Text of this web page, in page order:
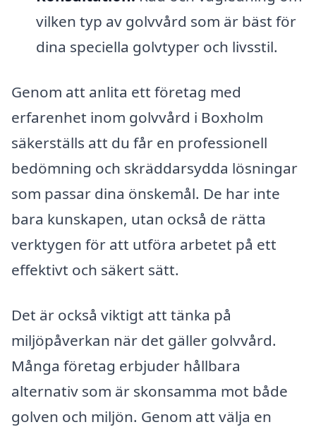
vilken typ av golvvård som är bäst för
dina speciella golvtyper och livsstil.
Genom att anlita ett företag med
erfarenhet inom golvvård i Boxholm
säkerställs att du får en professionell
bedömning och skräddarsydda lösningar
som passar dina önskemål. De har inte
bara kunskapen, utan också de rätta
verktygen för att utföra arbetet på ett
effektivt och säkert sätt.
Det är också viktigt att tänka på
miljöpåverkan när det gäller golvvård.
Många företag erbjuder hållbara
alternativ som är skonsamma mot både
golven och miljön. Genom att välja en